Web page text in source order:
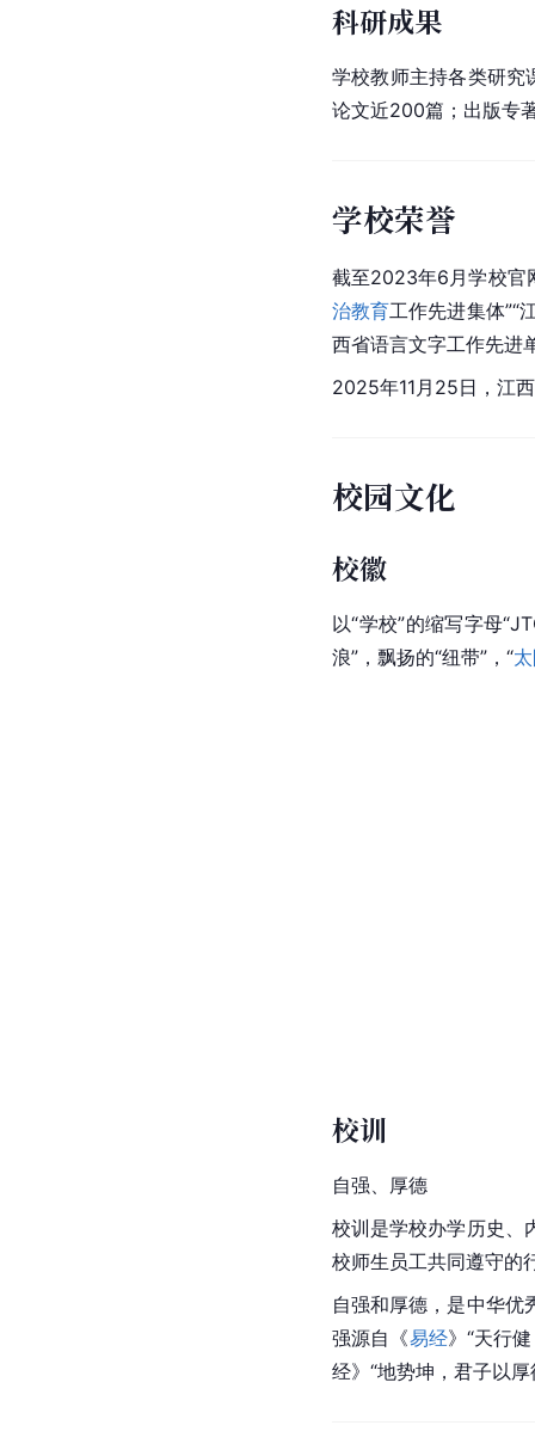
科研成果
学校教师主持各类研究
论文近200篇；出版专
学校荣誉
截至2023年6月学校官
治教育工作先进集体”“
西省语言文字工作先进
2025年11月25日，江
校园文化
校徽
以“学校”的缩写字母
浪”，飘扬的“纽带”，“
校训
自强、厚德
校训是学校办学历史、
校师生员工共同遵守的
自强和厚德，是中华优
强源自《易经》“天行
经》“地势坤，君子以